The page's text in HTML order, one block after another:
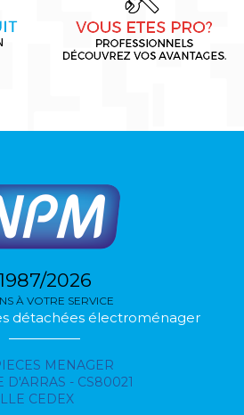
2026
À VOTRE SERVICE
détachées électroménager
MENAGER
D'ARRAS - CS80021
CEDEX